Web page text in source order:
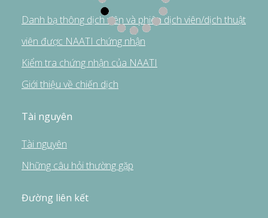
Danh bạ thông dịch viên và phiên dịch viên/dịch thuật
viên được NAATI chứng nhận
Kiểm tra chứng nhận của NAATI
Giới thiệu về chiến dịch
Tài nguyên
Tài nguyên
Những câu hỏi thường gặp
Đường liên kết